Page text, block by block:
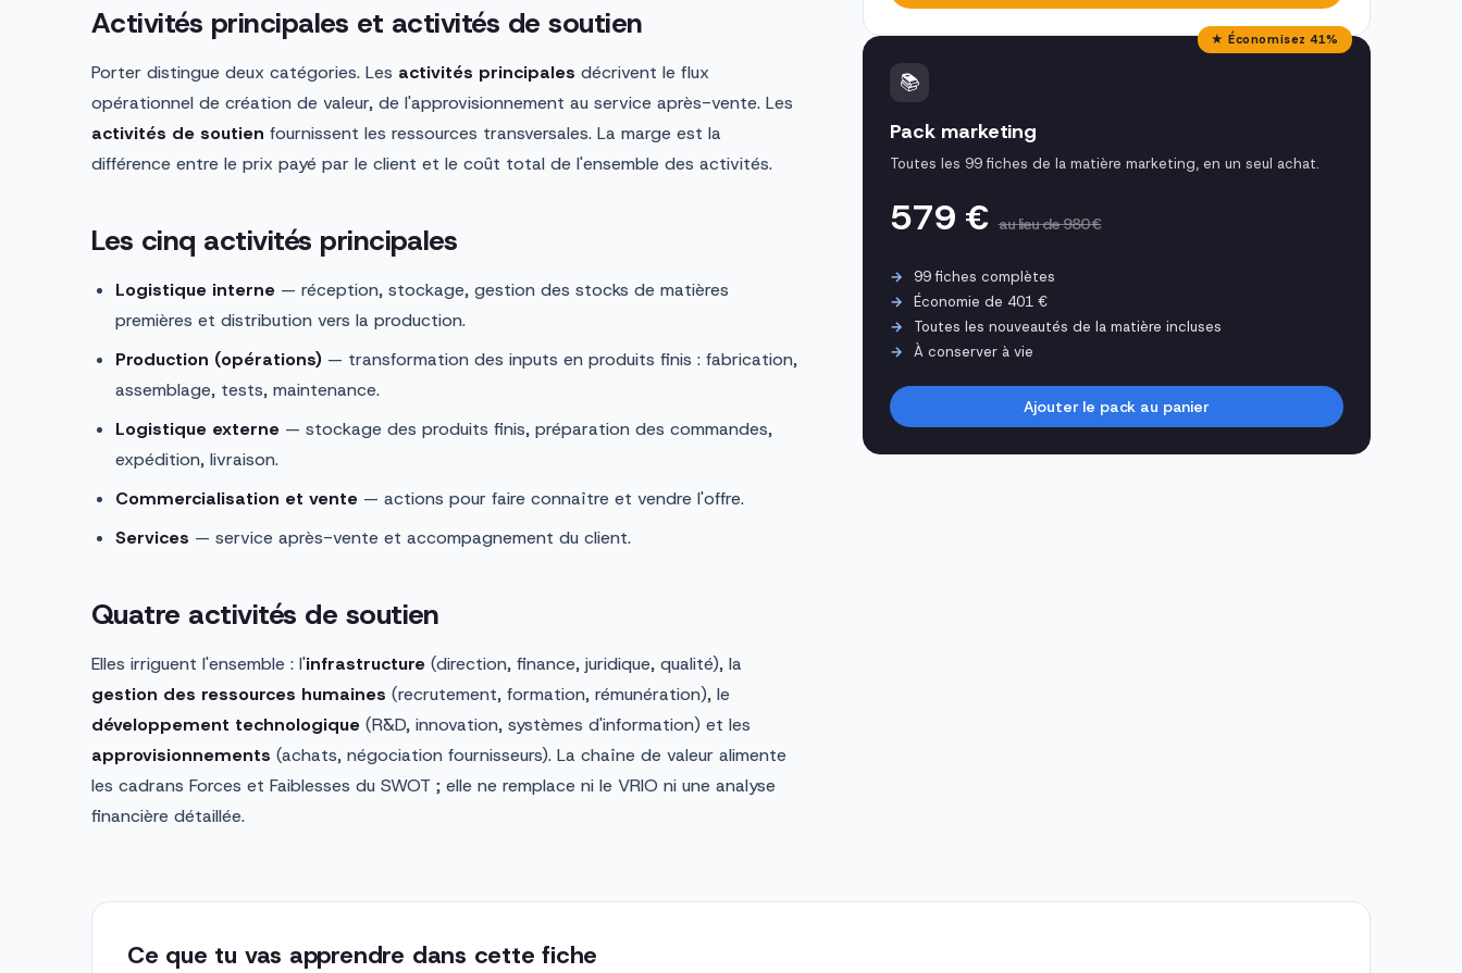
Activités principales et activités de soutien
Porter distingue deux catégories. Les activités principales décrivent le flux
opérationnel de création de valeur, de l'approvisionnement au service après-vente. Les
activités de soutien fournissent les ressources transversales. La marge est la
différence entre le prix payé par le client et le coût total de l'ensemble des activités.
Les cinq activités principales
Logistique interne — réception, stockage, gestion des stocks de matières
premières et distribution vers la production.
Production (opérations) — transformation des inputs en produits finis : fabrication,
assemblage, tests, maintenance.
Logistique externe — stockage des produits finis, préparation des commandes,
expédition, livraison.
Commercialisation et vente — actions pour faire connaître et vendre l'offre.
Services — service après-vente et accompagnement du client.
Quatre activités de soutien
Elles irriguent l'ensemble : l'infrastructure (direction, finance, juridique, qualité), la
gestion des ressources humaines (recrutement, formation, rémunération), le
développement technologique (R&D, innovation, systèmes d'information) et les
approvisionnements (achats, négociation fournisseurs). La chaîne de valeur alimente
les cadrans Forces et Faiblesses du SWOT ; elle ne remplace ni le VRIO ni une analyse
financière détaillée.
★ Économisez 41%
📚
Pack marketing
Toutes les 99 fiches de la matière marketing, en un seul achat.
579 €au lieu de 980 €
99 fiches complètes
Économie de 401 €
Toutes les nouveautés de la matière incluses
À conserver à vie
Ajouter le pack au panier
Ce que tu vas apprendre dans cette fiche